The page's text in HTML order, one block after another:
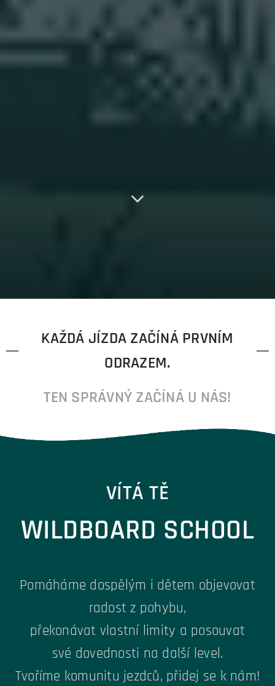
KAŽDÁ JÍZDA ZAČÍNÁ PRVNÍM
ODRAZEM.
TEN SPRÁVNÝ ZAČÍNÁ U NÁS!
VÍTÁ TĚ
WILDBOARD SCHOOL
Pomáháme dospělým i dětem objevovat
radost z pohybu,
překonávat vlastní limity a posouvat
své dovednosti na další level.
Tvoříme komunitu jezdců, přidej se k nám!